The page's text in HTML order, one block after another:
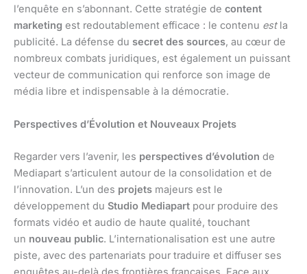
l’enquête en s’abonnant. Cette stratégie de content
marketing est redoutablement efficace : le contenu estla
publicité. La défense du secret des sources, au cœur de
nombreux combats juridiques, est également un puissant
vecteur de communication qui renforce son image de
média libre et indispensable à la démocratie.
Perspectives d’Évolution et Nouveaux Projets
Regarder vers l’avenir, les perspectives d’évolution de
Mediapart s’articulent autour de la consolidation et de
l’innovation. L’un des projets majeurs est le
développement du Studio Mediapart pour produire des
formats vidéo et audio de haute qualité, touchant
un nouveau public. L’internationalisation est une autre
piste, avec des partenariats pour traduire et diffuser ses